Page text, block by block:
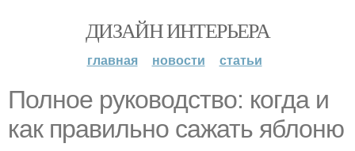
ДИЗАЙН ИНТЕРЬЕРА
главная новости статьи
Полное руководство: когда и
как правильно сажать яблоню